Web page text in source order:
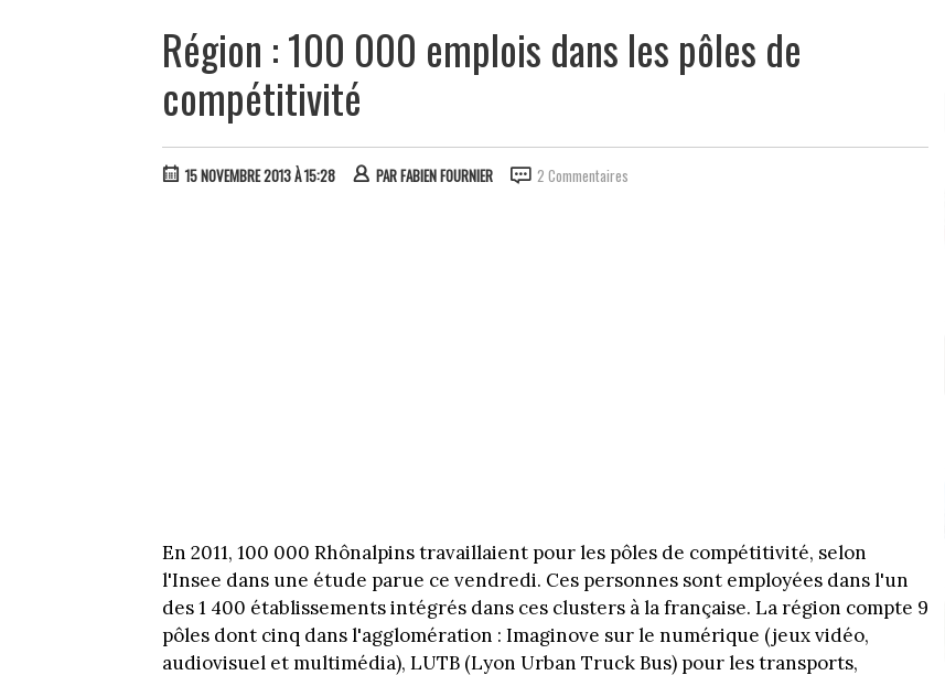
Région : 100 000 emplois dans les pôles de
compétitivité
15 NOVEMBRE 2013 À 15:28 PARFABIEN FOURNIER 2 Commentaires
En 2011, 100 000 Rhônalpins travaillaient pour les pôles de compétitivité, selon
l'Insee dans une étude parue ce vendredi. Ces personnes sont employées dans l'un
des 1 400 établissements intégrés dans ces clusters à la française. La région compte 9
pôles dont cinq dans l'agglomération : Imaginove sur le numérique (jeux vidéo,
audiovisuel et multimédia), LUTB (Lyon Urban Truck Bus) pour les transports,